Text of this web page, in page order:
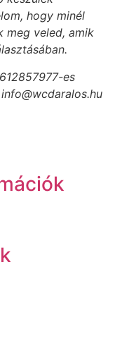
hogy minél
meg veled, amik
es